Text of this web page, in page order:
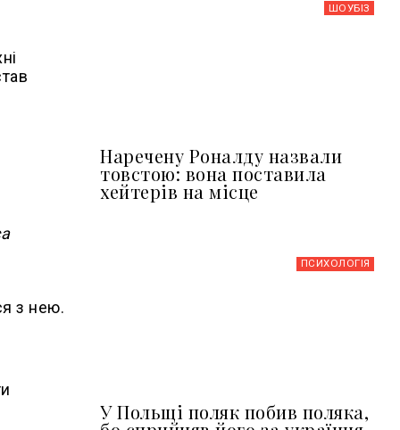
з нею.
ШОУБIЗ
Наречену Роналду назвали
товстою: вона поставила
хейтерів на місце
ПСИХОЛОГІЯ
У Польщі поляк побив поляка,